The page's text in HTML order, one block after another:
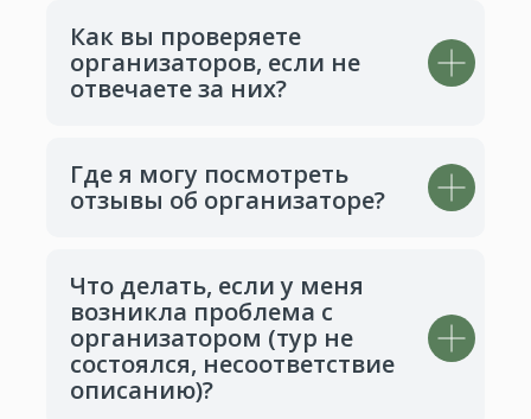
Как вы проверяете
организаторов, если не
отвечаете за них?
Где я могу посмотреть
отзывы об организаторе?
Что делать, если у меня
возникла проблема с
организатором (тур не
состоялся, несоответствие
описанию)?